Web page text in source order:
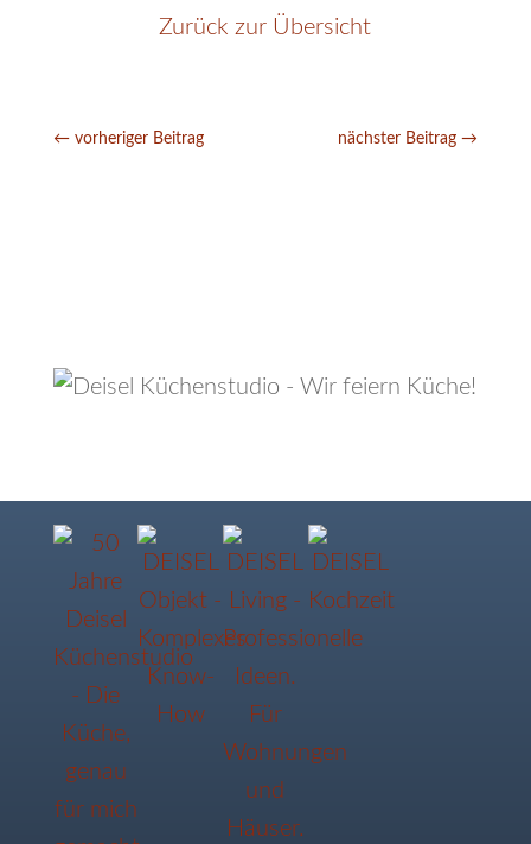
Zurück zur Übersicht
← vorheriger Beitrag nächster Beitrag →